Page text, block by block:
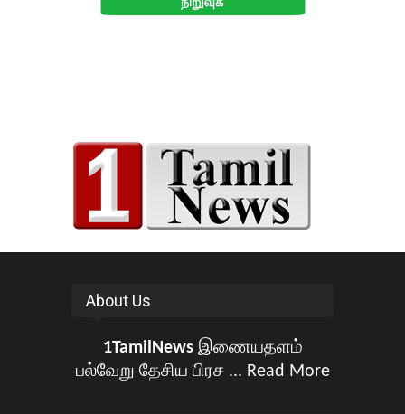
About Us
1TamilNewsஇணையதளம்
பல்வேறு தேசிய பிரச ... Read More